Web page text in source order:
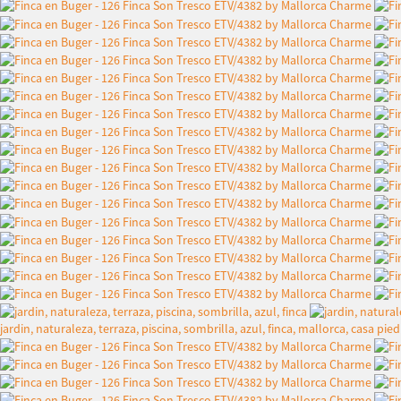
jardin, naturaleza, terraza, piscina, sombrilla, azul, finca, mallorca, casa